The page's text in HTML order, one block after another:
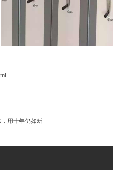
用十年仍如新